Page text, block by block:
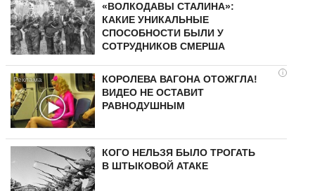
«ВОЛКОДАВЫ СТАЛИНА»:
КАКИЕ УНИКАЛЬНЫЕ
СПОСОБНОСТИ БЫЛИ У
СОТРУДНИКОВ СМЕРША
i
КОРОЛЕВА ВАГОНА ОТОЖГЛА!
ВИДЕО НЕ ОСТАВИТ
РАВНОДУШНЫМ
КОГО НЕЛЬЗЯ БЫЛО ТРОГАТЬ
В ШТЫКОВОЙ АТАКЕ